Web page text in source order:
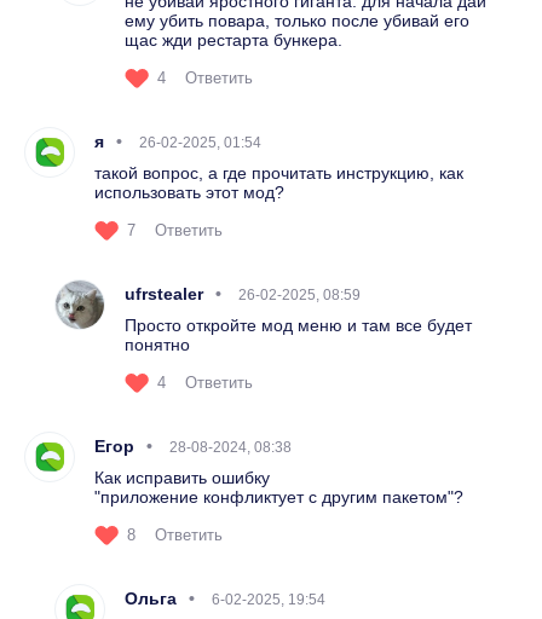
ему убить повара, только после убивай его
щас жди рестарта бункера.
4 Ответить
я 26-02-2025, 01:54
такой вопрос, а где прочитать инструкцию, как
использовать этот мод?
7 Ответить
ufrstealer 26-02-2025, 08:59
Просто откройте мод меню и там все будет
понятно
4 Ответить
Егор 28-08-2024, 08:38
Как исправить ошибку
"приложение конфликтует с другим пакетом"?
8 Ответить
Ольга 6-02-2025, 19:54